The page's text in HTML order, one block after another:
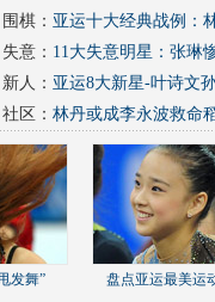
围棋： 亚运十大经典战例：
失意： 11大失意明星：张琳
新人： 亚运8大新星-叶诗文
社区： 林丹或成李永波救命
发舞” 盘点亚运最美运